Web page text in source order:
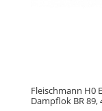
Fleischmann H0
Dampflok BR 89,